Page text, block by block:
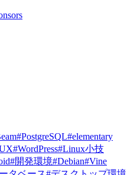
#PostgreSQL#elementary
#WordPress#Linux小技
#開発環境#Debian#Vine